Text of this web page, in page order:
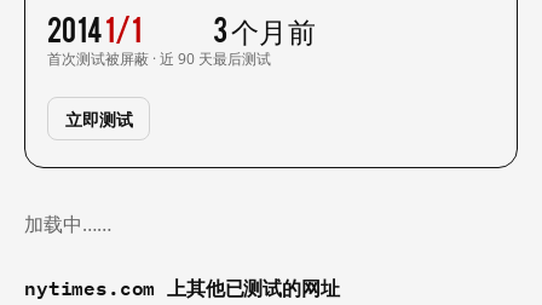
2014
首次测试
1/1
被屏蔽 · 近 90 天
3 个月前
最后测试
立即测试
加载中……
nytimes.com 上其他已测试的网址